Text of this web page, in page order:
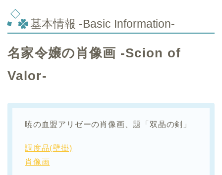
基本情報 -Basic Information-
名家令嬢の肖像画 -Scion of
Valor-
暁の血盟アリゼーの肖像画、題「双晶の剣」
調度品(壁掛)
肖像画